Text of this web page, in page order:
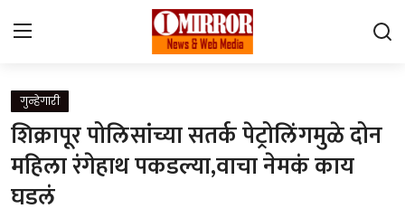
Login
Home
महाराष्ट्र
गुन्हेगारी
शिक्रापूर पोलिसांच्या सतर्क पेट्रोलिंगमुळे दोन
महिला रंगेहाथ पकडल्या,वाचा नेमकं काय
घडलं